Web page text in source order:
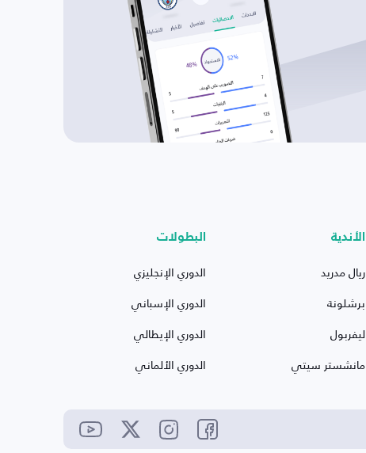
الأندية
ريال مدريد
برشلونة
ليفربول
مانشستر سيتي
البطولات
الدوري الإنجليزي
الدوري الإسباني
الدوري الإيطالي
الدوري الألماني